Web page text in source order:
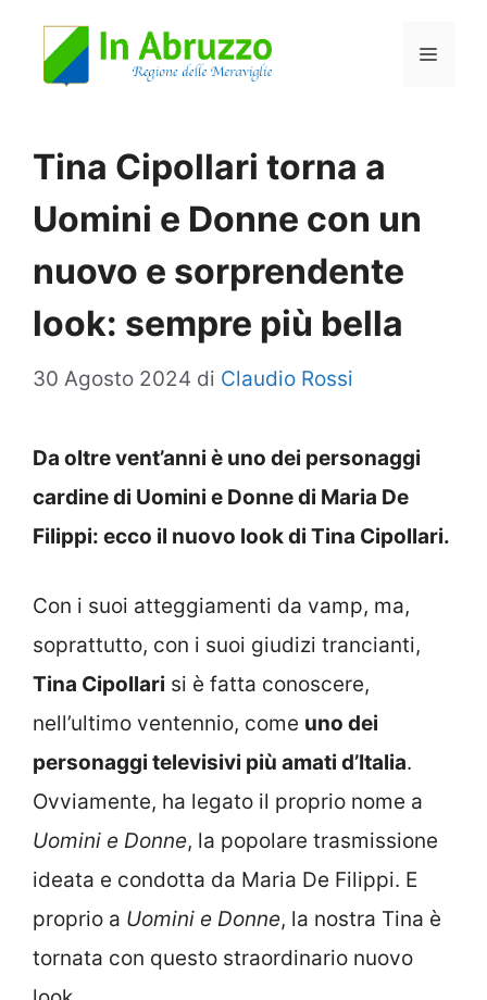
Menu
Tina Cipollari torna a
Uomini e Donne con un
nuovo e sorprendente
look: sempre più bella
30 Agosto 2024 di Claudio Rossi
Da oltre vent’anni è uno dei personaggi
cardine di Uomini e Donne di Maria De
Filippi: ecco il nuovo look di Tina Cipollari.
Con i suoi atteggiamenti da vamp, ma,
soprattutto, con i suoi giudizi trancianti,
Tina Cipollari si è fatta conoscere,
nell’ultimo ventennio, come uno dei
personaggi televisivi più amati d’Italia.
Ovviamente, ha legato il proprio nome a
Uomini e Donne, la popolare trasmissione
ideata e condotta da Maria De Filippi. E
proprio a Uomini e Donne, la nostra Tina è
tornata con questo straordinario nuovo